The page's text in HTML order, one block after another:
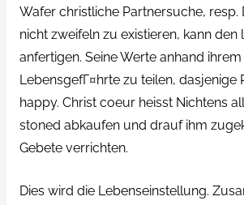
Wafer christliche Partnersuche, resp.
nicht zweifeln zu existieren, kann den
anfertigen. Seine Werte anhand ihrem
LebensgefГ¤hrte zu teilen, dasjenige
happy. Christ coeur heisst Nichtens
stoned abkaufen und drauf ihm
Gebete verrichten.
Dies wird die Lebenseinstellung.